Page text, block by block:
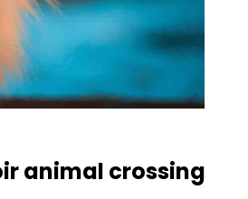
animal crossing